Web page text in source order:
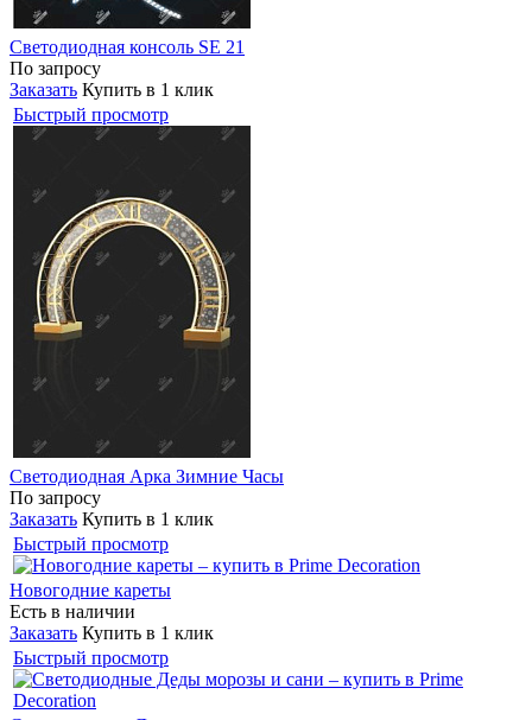
Светодиодная консоль SE 21
По запросу
Заказать Купить в 1 клик
Быстрый просмотр
Светодиодная Арка Зимние Часы
По запросу
Заказать Купить в 1 клик
Быстрый просмотр
Новогодние кареты
Есть в наличии
Заказать Купить в 1 клик
Быстрый просмотр